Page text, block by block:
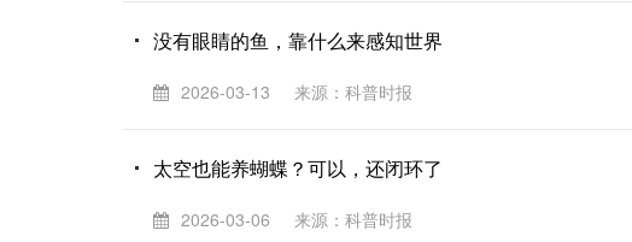
没有眼睛的鱼，靠什么来感知世界
2026-03-13 来源：科普时报
太空也能养蝴蝶？可以，还闭环了
2026-03-06 来源：科普时报